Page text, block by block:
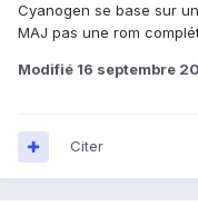
Cyanogen se base sur
MAJ pas une rom
Modifié 16 septembre
Citer